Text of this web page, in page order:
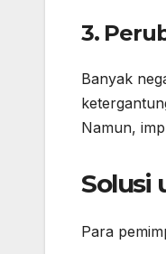
3.
Banyak
Namun,
Solusi
Para